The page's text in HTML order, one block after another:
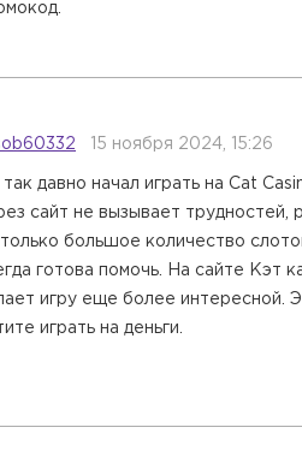
15 ноября 2024, 15:26
так давно начал играть на Cat
сайт не вызывает трудностей,
большое количество
готова помочь. На сайте Кэт
игру еще более интересной.
играть на деньги.